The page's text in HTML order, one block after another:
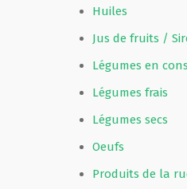
Huiles
Jus de fruits /
Légumes en
Légumes frais
Légumes secs
Oeufs
Produits de la